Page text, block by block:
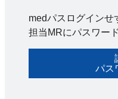
medパスログインせ
担当MRにパスワー
パス